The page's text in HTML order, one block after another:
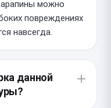
можно
повреждениях
навсегда.
данной